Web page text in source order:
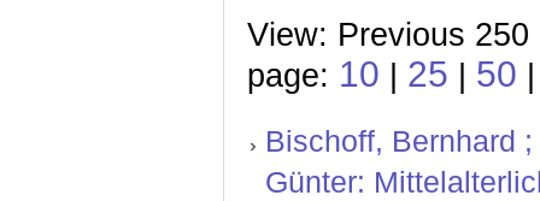
View: Previous
page: 10 | 25 | 50
Bischoff, Bernhard
Günter: